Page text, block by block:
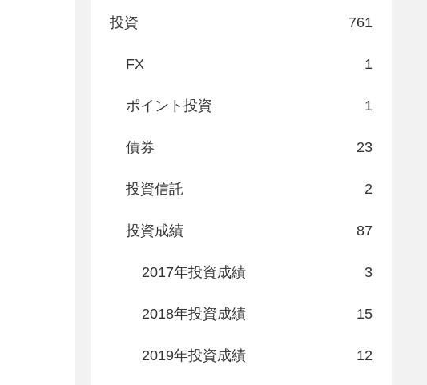
投資 761
FX 1
ポイント投資 1
債券 23
投資信託 2
投資成績 87
2017年投資成績 3
2018年投資成績 15
2019年投資成績 12